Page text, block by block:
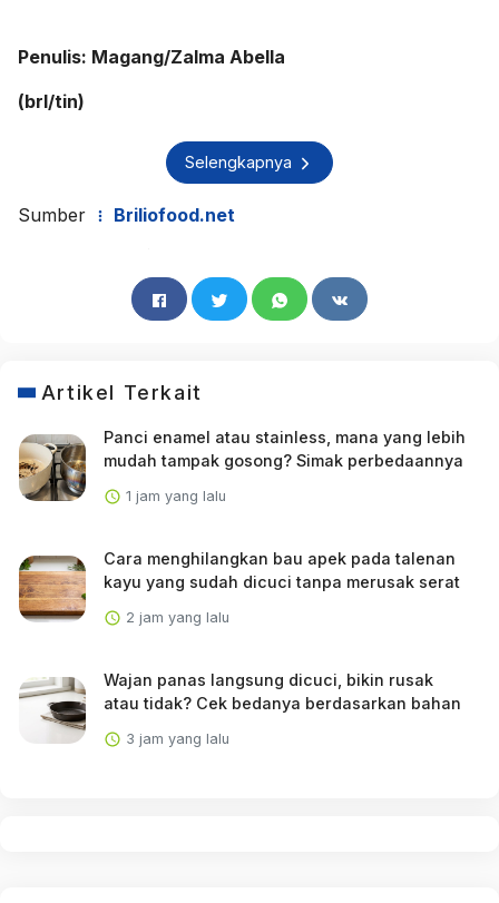
Penulis: Magang/Zalma Abella
(brl/tin)
Selengkapnya
Sumber Briliofood.net
Artikel Terkait
Panci enamel atau stainless, mana yang lebih
mudah tampak gosong? Simak perbedaannya
1 jam yang lalu
Cara menghilangkan bau apek pada talenan
kayu yang sudah dicuci tanpa merusak serat
2 jam yang lalu
Wajan panas langsung dicuci, bikin rusak
atau tidak? Cek bedanya berdasarkan bahan
3 jam yang lalu